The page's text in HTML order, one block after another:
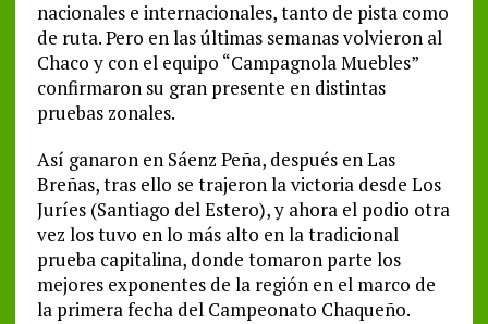
nacionales e internacionales, tanto de pista como
de ruta. Pero en las últimas semanas volvieron al
Chaco y con el equipo “Campagnola Muebles”
confirmaron su gran presente en distintas
pruebas zonales.
Así ganaron en Sáenz Peña, después en Las
Breñas, tras ello se trajeron la victoria desde Los
Juríes (Santiago del Estero), y ahora el podio otra
vez los tuvo en lo más alto en la tradicional
prueba capitalina, donde tomaron parte los
mejores exponentes de la región en el marco de
la primera fecha del Campeonato Chaqueño.